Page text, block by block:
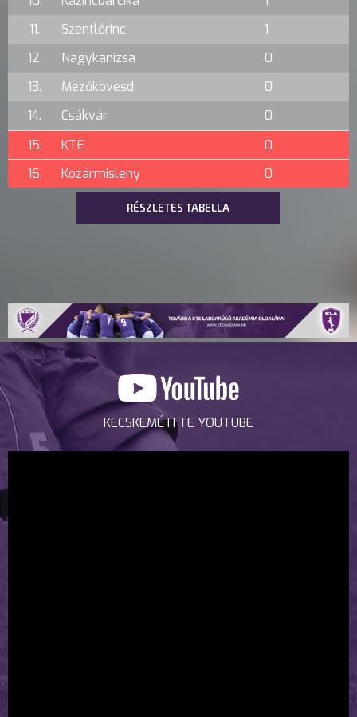
11.
Szentlőrinc
1
12.
Nagykanizsa
0
13.
Mezőkövesd
0
14.
Csákvár
0
15.
KTE
0
16.
Kozármisleny 0
RÉSZLETES TABELLA
KECSKEMÉTI TE YOUTUBE